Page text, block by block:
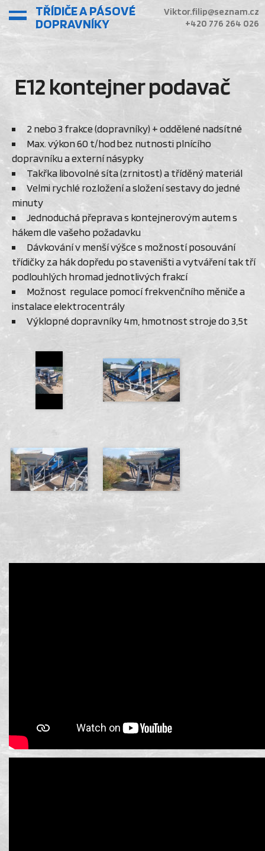
TŘÍDIČE A PÁSOVÉ
DOPRAVNÍKY
Viktor.filip@seznam.cz
+420 776 264 026
E12 kontejner podavač
2 nebo 3 frakce (dopravníky) + oddělené nadsítné
Max. výkon 60 t/hod bez nutnosti plnícího
dopravníku a externí násypky
Takřka libovolné síta (zrnitost) a tříděný materiál
Velmi rychlé rozložení a složení sestavy do jedné
minuty
Jednoduchá přeprava s kontejnerovým autem s
hákem dle vašeho požadavku
Dávkování v menší výšce s možností posouvání
třídičky za hák dopředu po staveništi a vytváření tak tří
podlouhlých hromad jednotlivých frakcí
Možnost regulace pomocí frekvenčního měniče a
instalace elektrocentrály
Výklopné dopravníky 4m, hmotnost stroje do 3,5t